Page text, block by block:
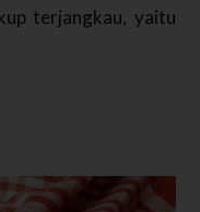
terjangkau, yaitu